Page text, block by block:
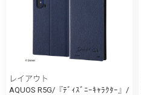
レイアウト
AQUOS R5G/『ﾃﾞｨｽﾞﾆｰｷｬﾗｸﾀｰ』/